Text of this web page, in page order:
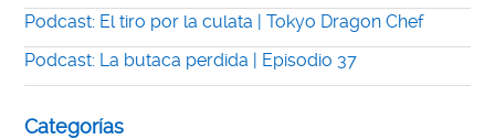
Podcast: El tiro por la culata | Tokyo Dragon Chef
Podcast: La butaca perdida | Episodio 37
Categorías